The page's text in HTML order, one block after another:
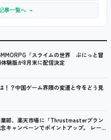
事一覧へ →
「スライムの世界 ぷにっと冒
験版が8月末に配信決定
！？中国ゲーム界隈の変遷と今をどう見
部、楽天市場に「Thrustmasterブラン
キャンペーンでポイントアップ。 レーシ
トローラーを中心に、幅広くラインナッ